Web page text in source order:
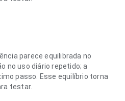
parece equilibrada no
no uso diário repetido; a
passo. Esse equilíbrio torna
testar.